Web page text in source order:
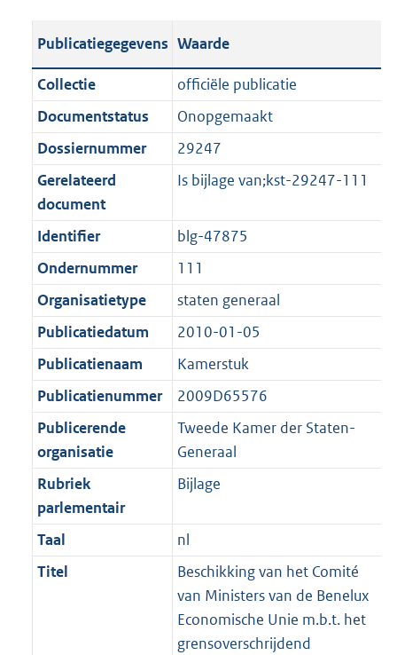
l
c
t
i
e
i
f
o
r
m
a
a
t
o
t
:
2
,
4
M
b
a
n
d
s
r
o
o
t
e
:
1
K
b
a
n
d
g
r
o
o
t
e
:
1
K
b
Publicatiegegevens Waarde
Collectie
officiële publicatie
Documentstatus
Onopgemaakt
Dossiernummer
29247
Gerelateerd
document
Is bijlage van;kst-29247-111
Identifier
blg-47875
Ondernummer
111
Organisatietype
staten generaal
Publicatiedatum
2010-01-05
Publicatienaam
Kamerstuk
Publicatienummer
2009D65576
Publicerende
organisatie
Tweede Kamer der Staten-
Generaal
Rubriek
parlementair
Bijlage
Taal
nl
Titel
Beschikking van het Comité
van Ministers van de Benelux
Economische Unie m.b.t. het
grensoverschrijdend